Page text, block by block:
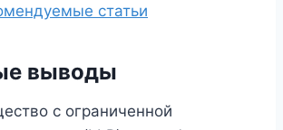
статьи
выводы
с ограниченной